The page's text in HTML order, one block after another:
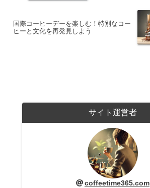
国際コーヒーデーを楽しむ！特別なコー
ヒーと文化を再発見しよう
サイト運営者
coffeetime365.com